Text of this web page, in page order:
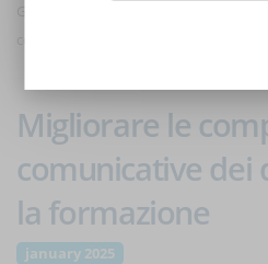
GDPR e scopri come proteggere i
Migliorare le
comunicative dei
la formazione
january 2025